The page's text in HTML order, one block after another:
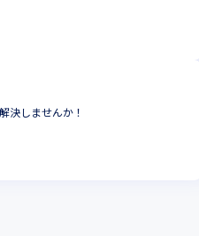
決しませんか！